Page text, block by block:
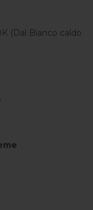
(Dal Bianco caldo